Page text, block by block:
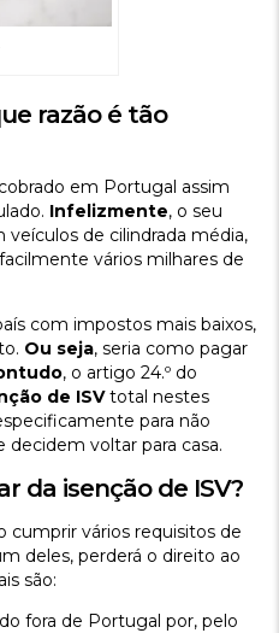
razão é tão
em Portugal assim
Infelizmente, o seu
de cilindrada média,
vários milhares de
com impostos mais baixos,
Ou seja, seria como pagar
, o artigo 24.º do
de ISVtotal nestes
para não
voltar para casa.
da isenção de ISV?
cumprir vários requisitos de
deles, perderá o direito ao
são:
fora de Portugal por, pelo